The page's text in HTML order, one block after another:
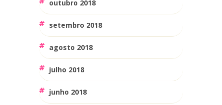
outubro 2018
setembro 2018
agosto 2018
julho 2018
junho 2018